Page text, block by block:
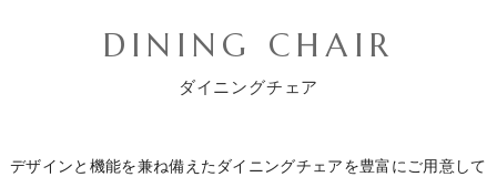
DINING CHAIR
ダイニングチェア
デザインと機能を兼ね備えたダイニングチェアを豊富にご用意して